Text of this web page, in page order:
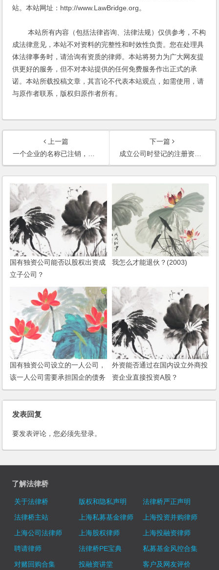
站。本站网址：http://www.LawBridge.org。
本站所有内容（包括法律咨询、法律法规）仅供参考，不构
成法律意见，本站不对资料的完整性和时效性负责。您在处理具
体法律事务时，请洽询有资质的律师。本站将努力为广大网友提
供更好的服务，但不对本站提供的任何免费服务作出正式的承
诺。本站所载投稿文章，其言论不代表本站观点，如需使用，请
与原作者联系，版权归原作者所有。
上一篇
一个企业的名称已注销，其他公司想注册同样名称，是否允许？是否有时间限制？(2006)
下一篇
成立公司时登记的注册资金与实际出资不符，如何处理？(2006)
国有独资公司能否以股权出资成
立子公司？
我怎么才能退伙？(2003)
国有独资公司设立的一人公司，
该一人公司需要承担国企的债务
吗？
外资能否通过在国内设立外商投
资企业直接投资A股？
发表回复
要发表评论，您必须先登录。
了解法律桥
关于法律桥 版权和隐私声明
法律桥严正声明
法律桥主站
上海私募基金律师
上海投资并购律师
上海公司法律师
上海股权律师
上海投融资律师
聘请律师
法律桥PE宝典
私募基金风控合集
对赌回购合集
投融资讲堂
客户及网友评价